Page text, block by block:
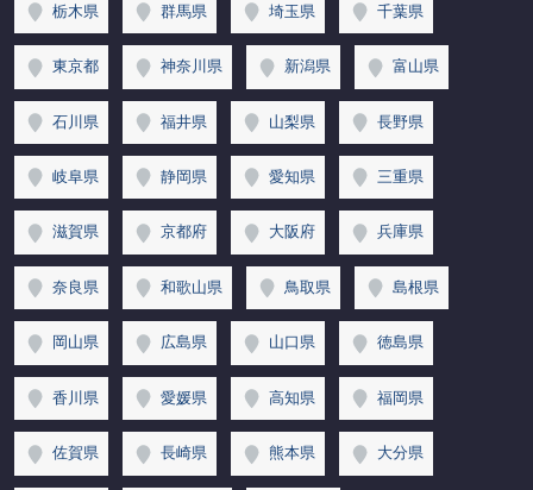
栃木県 群馬県 埼玉県 千葉県
東京都 神奈川県 新潟県 富山県
石川県 福井県 山梨県 長野県
岐阜県 静岡県 愛知県 三重県
滋賀県 京都府 大阪府 兵庫県
奈良県 和歌山県 鳥取県 島根県
岡山県 広島県 山口県 徳島県
香川県 愛媛県 高知県 福岡県
佐賀県 長崎県 熊本県 大分県